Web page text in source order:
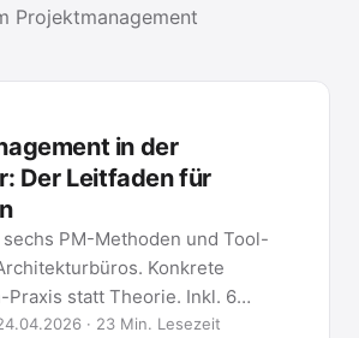
Projektmanagement
in der
Der Leitfaden für
sechs PM-Methoden und Tool-
Konkrete
Praxis statt Theorie. Inkl. 6
· 23 Min. Lesezeit